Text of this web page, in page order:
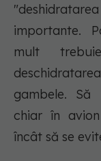
importante.
mult
gambele. Să
chiar în
încât să se